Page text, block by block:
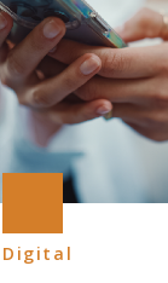
Digital